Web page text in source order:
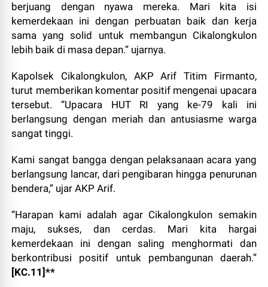
berjuang dengan nyawa mereka. Mari kita isi
kemerdekaan ini dengan perbuatan baik dan kerja
sama yang solid untuk membangun Cikalongkulon
lebih baik di masa depan.” ujarnya.
Kapolsek Cikalongkulon, AKP Arif Titim Firmanto,
turut memberikan komentar positif mengenai upacara
tersebut. “Upacara HUT RI yang ke-79 kali ini
berlangsung dengan meriah dan antusiasme warga
sangat tinggi.
Kami sangat bangga dengan pelaksanaan acara yang
berlangsung lancar, dari pengibaran hingga penurunan
bendera,” ujar AKP Arif.
“Harapan kami adalah agar Cikalongkulon semakin
maju, sukses, dan cerdas. Mari kita hargai
kemerdekaan ini dengan saling menghormati dan
berkontribusi positif untuk pembangunan daerah.”
[KC.11]**